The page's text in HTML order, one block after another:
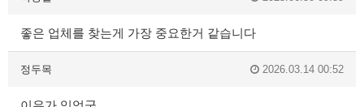
좋은 업체를 찾는게 가장 중요한거 같습니다
정두목 2026.03.14 00:52